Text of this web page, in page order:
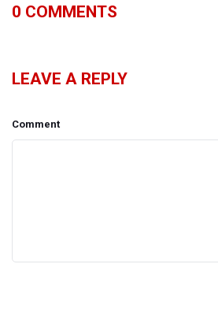
0 COMMENTS
LEAVE A REPLY
Comment